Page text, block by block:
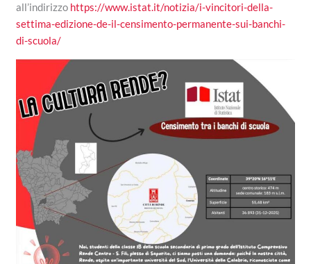
all’indirizzo https://www.istat.it/notizia/i-vincitori-della-
settima-edizione-de-il-censimento-permanente-sui-banchi-
di-scuola/